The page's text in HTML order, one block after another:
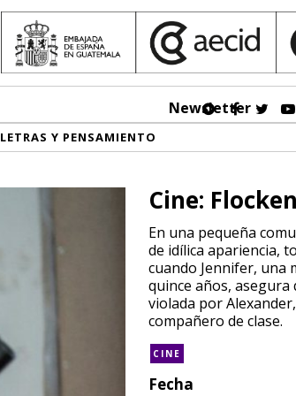
Newsletter
LETRAS Y PENSAMIENTO
Cine: Flocken
En una pequeña
de idílica apariencia,
cuando Jennifer, una
quince años, asegura
violada por
compañero de clase.
CINE
Fecha